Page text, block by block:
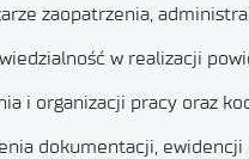
zaopatrzenia,
w realizacji
i organizacji pracy oraz
dokumentacji,